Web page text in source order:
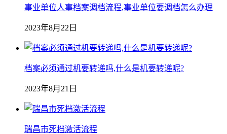
事业单位人事档案调档流程,事业单位要调档怎么办理
2023年8月22日
档案必须通过机要转递吗,什么是机要转递呢?
2023年8月21日
瑞昌市死档激活流程